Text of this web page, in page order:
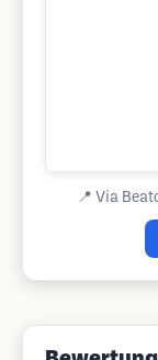
📍 Via